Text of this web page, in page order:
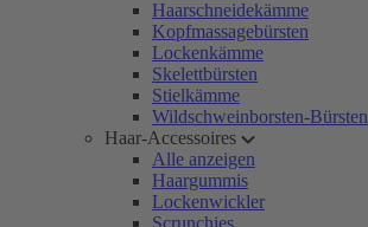
Haarschneidekämme
Kopfmassagebürsten
Lockenkämme
Skelettbürsten
Stielkämme
Wildschweinborsten-Bürsten
Haar-Accessoires
Alle anzeigen
Haargummis
Lockenwickler
Scrunchies